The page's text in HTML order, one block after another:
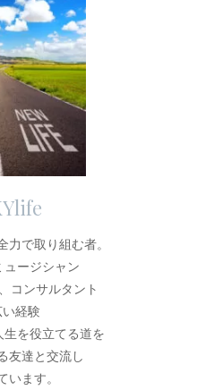
力で取り組む者。
ュージシャン
コンサルタント
経験
を役立てる道を
友達と交流し
います。